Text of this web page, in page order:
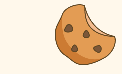
ȘTIINȚĂ ȘI PRACTICĂ